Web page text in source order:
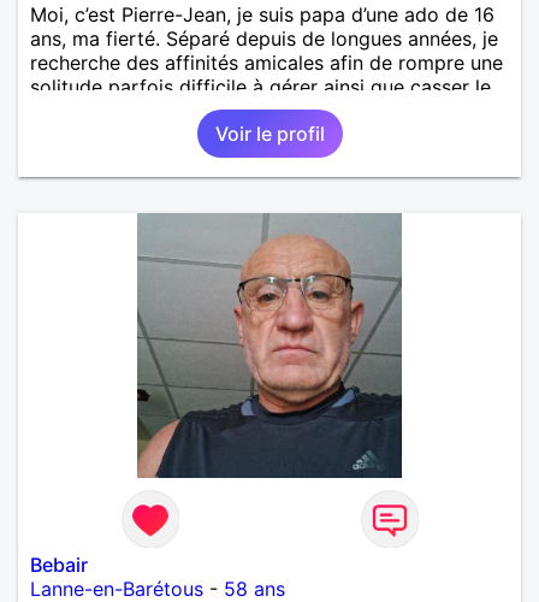
Moi, c’est Pierre-Jean, je suis papa d’une ado de 16
ans, ma fierté. Séparé depuis de longues années, je
recherche des affinités amicales afin de rompre une
solitude parfois difficile à gérer ainsi que casser le
vague à l’âme. L’amitié reste extrêmement
importante à mes yeux mais peut se décliner en des
sentiments plus puissants. « Le temps fera son
œuvre » disait Arthur Schopenhauer, philosophe
autant être trop locace. Je suis bourré de qualités
avec très peu de défauts. Je suis altruiste,
bienveillant, empathique, attentionné, honnête,
respectueux, doux de caractère et compréhensif : je
laisse « glisser » beaucoup de choses. Mais ne vous
m’éprenez pas Mesdames, si une personne que
j’aime me trahit une fois, il n’y aura pas de seconde
chance et je l’effacerai à « vitam eternam ».
Néanmoins, je suis un tout petit peu maniaque ainsi
qu’impatient. J’essaye de faire des efforts. Rien de
bien dramatique ! Du moins je le pense……Je suis un
homme facile à vivre. À vous si vous le souhaitez,
d’apprendre à me connaître davantage. J’en serai
ravi….A très bientôt je l’espère.
Voir le profil
Bebair
Lanne-en-Barétous - 58 ans